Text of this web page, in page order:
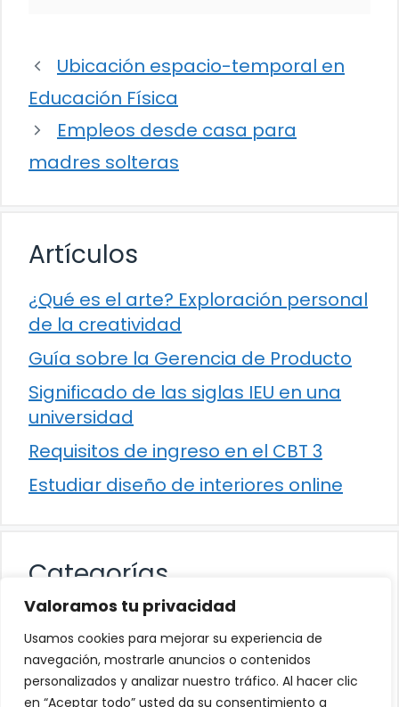
Valoramos tu privacidad
Usamos cookies para mejorar su experiencia de
navegación, mostrarle anuncios o contenidos
personalizados y analizar nuestro tráfico. Al hacer clic
en “Aceptar todo” usted da su consentimiento a
Ubicación espacio-temporal en
Educación Física
Empleos desde casa para
madres solteras
Artículos
¿Qué es el arte? Exploración personal
de la creatividad
Guía sobre la Gerencia de Producto
Significado de las siglas IEU en una
universidad
Requisitos de ingreso en el CBT 3
Estudiar diseño de interiores online
Categorías
Cultura
Educación
Eventos